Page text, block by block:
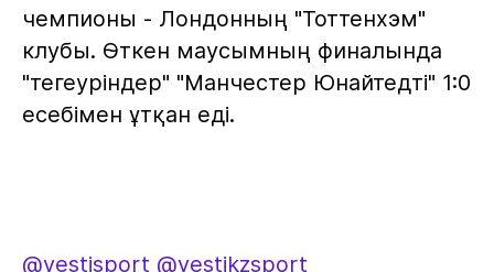
чемпионы - Лондонның "Тоттенхэм"
клубы. Өткен маусымның финалында
"тегеуріндер" "Манчестер Юнайтедті" 1:0
есебімен ұтқан еді.
@vestisport @vestikzsport